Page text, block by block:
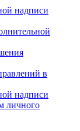
надписи
в
надписи
личного